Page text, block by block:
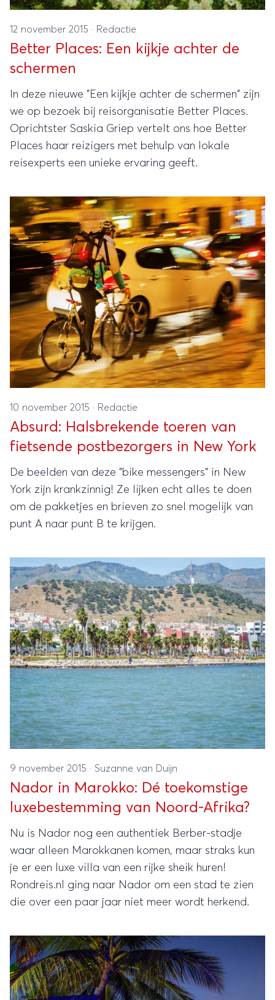
12 november 2015 · Redactie
Better Places: Een kijkje achter de
schermen
In deze nieuwe "Een kijkje achter de schermen" zijn
we op bezoek bij reisorganisatie Better Places.
Oprichtster Saskia Griep vertelt ons hoe Better
Places haar reizigers met behulp van lokale
reisexperts een unieke ervaring geeft.
10 november 2015 · Redactie
Absurd: Halsbrekende toeren van
fietsende postbezorgers in New York
De beelden van deze "bike messengers" in New
York zijn krankzinnig! Ze lijken echt alles te doen
om de pakketjes en brieven zo snel mogelijk van
punt A naar punt B te krijgen.
9 november 2015 · Suzanne van Duijn
Nador in Marokko: Dé toekomstige
luxebestemming van Noord-Afrika?
Nu is Nador nog een authentiek Berber-stadje
waar alleen Marokkanen komen, maar straks kun
je er een luxe villa van een rijke sheik huren!
Rondreis.nl ging naar Nador om een stad te zien
die over een paar jaar niet meer wordt herkend.